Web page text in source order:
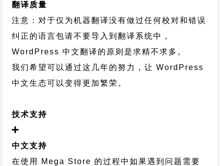
翻译质量
注意：对于仅为机器翻译没有做过任何校对和错误
纠正的语言包请不要导入到翻译系统中，
WordPress 中文翻译的原则 是求精不求多。
我们希望可以通过这几年的努力，让 WordPress
中文生态可以变得更加繁荣。
技术支持
中文支持
在使用 Mega Store 的过程中如果遇到问题需要